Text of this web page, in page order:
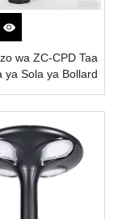
wa ZC-CPD Taa
ya Sola ya Bollard